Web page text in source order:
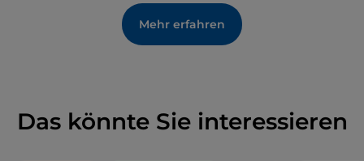
Mehr erfahren
Das könnte Sie interessieren